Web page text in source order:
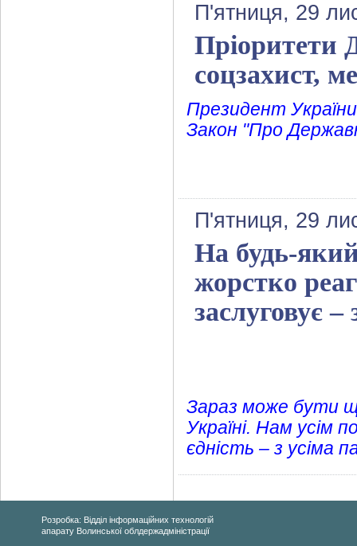
П'ятниця, 29
Пріоритети
соцзахист,
Президент
Закон "Про
П'ятниця, 29
На будь-
жорстко
заслуговує
Зараз може бути
Україні. Нам усім
єдність – з усіма
Розробка: Відділ інформаційних технологій
апарату Волинської облдержадміністрації